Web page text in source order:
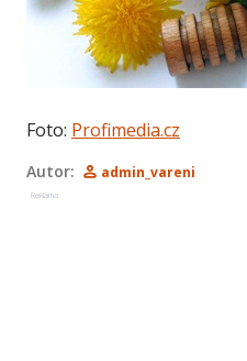
Foto: Profimedia.cz
Autor: admin_vareni
Reklama